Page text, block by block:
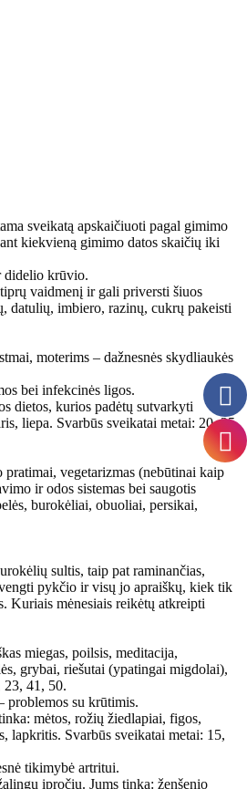
sveikatą apskaičiuoti pagal gimimo
kiekvieną gimimo datos skaičių iki
didelio krūvio.
vaidmenį ir gali priversti šiuos
datulių, imbiero, razinų, cukrų pakeisti
moterims – dažnesnės skydliaukės
bei infekcinės ligos.
dietos, kurios padėtų sutvarkyti
liepa. Svarbūs sveikatai metai: 20, 25,
vegetarizmas (nebūtinai kaip
ir odos sistemas bei saugotis
burokėliai, obuoliai, persikai,
sultis, taip pat raminančias,
pykčio ir visų jo apraiškų, kiek tik
Kuriais mėnesiais reikėtų atkreipti
miegas, poilsis, meditacija,
grybai, riešutai (ypatingai migdolai),
23, 41, 50.
problemos su krūtimis.
mėtos, rožių žiedlapiai, figos,
lapkritis. Svarbūs sveikatai metai: 15,
tikimybė artritui.
įpročių. Jums tinka: ženšenio